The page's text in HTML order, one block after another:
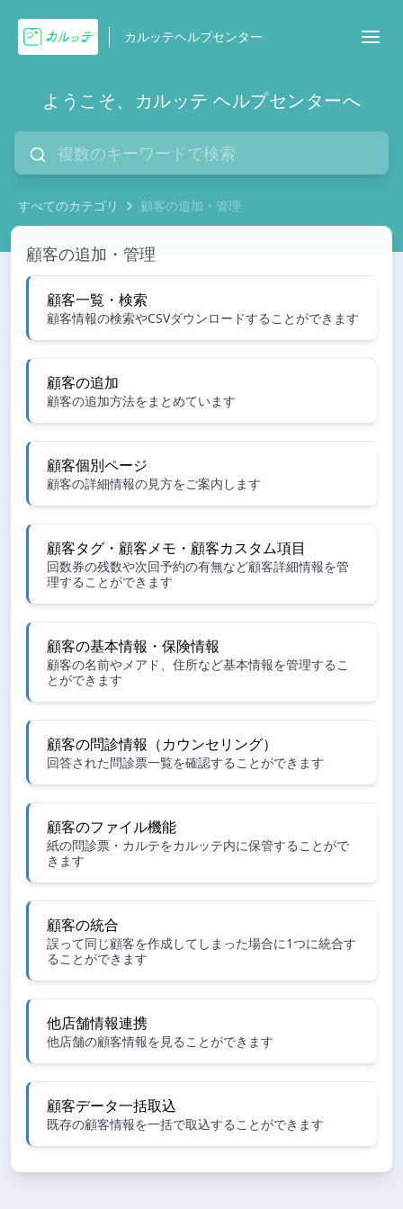
カルッテヘルプセンター
ようこそ、カルッテ ヘルプセンターへ
すべてのカテゴリ 顧客の追加・管理
顧客の追加・管理
顧客の追加・管理
顧客一覧・検索
顧客情報の検索やCSVダウンロードすることができます
顧客の追加
顧客の追加方法をまとめています
顧客個別ページ
顧客の詳細情報の見方をご案内します
顧客タグ・顧客メモ・顧客カスタム項目
回数券の残数や次回予約の有無など顧客詳細情報を管
理することができます
顧客の基本情報・保険情報
顧客の名前やメアド、住所など基本情報を管理するこ
とができます
顧客の問診情報（カウンセリング）
回答された問診票一覧を確認することができます
顧客のファイル機能
紙の問診票・カルテをカルッテ内に保管することがで
きます
顧客の統合
誤って同じ顧客を作成してしまった場合に1つに統合す
ることができます
他店舗情報連携
他店舗の顧客情報を見ることができます
顧客データ一括取込
既存の顧客情報を一括で取込することができます